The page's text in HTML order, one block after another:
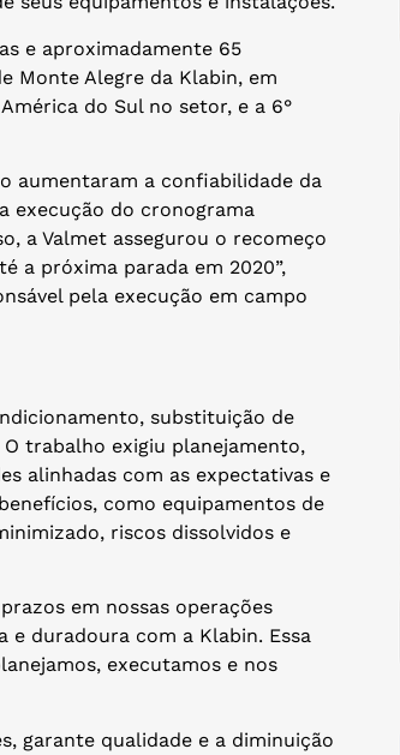
e aproximadamente 65
Monte Alegre da Klabin, em
do Sul no setor, e a 6°
aumentaram a confiabilidade da
execução do cronograma
a Valmet assegurou o recomeço
a próxima parada em 2020”,
pela execução em campo
substituição de
trabalho exigiu planejamento,
alinhadas com as expectativas e
como equipamentos de
riscos dissolvidos e
em nossas operações
e duradoura com a Klabin. Essa
executamos e nos
garante qualidade e a diminuição